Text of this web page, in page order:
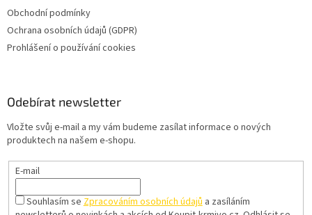
Obchodní podmínky
Ochrana osobních údajů (GDPR)
Prohlášení o používání cookies
Odebírat newsletter
Vložte svůj e-mail a my vám budeme zasílat informace o nových
produktech na našem e-shopu.
E-mail
Souhlasím se Zpracováním osobních údajů a zasíláním